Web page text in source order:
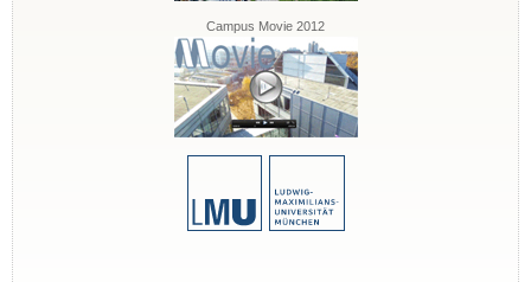
Campus Movie 2012